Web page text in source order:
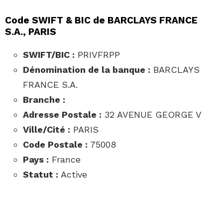
Code SWIFT & BIC de BARCLAYS FRANCE
S.A., PARIS
SWIFT/BIC : PRIVFRPP
Dénomination de la banque : BARCLAYS
FRANCE S.A.
Branche :
Adresse Postale : 32 AVENUE GEORGE V
Ville/Cité : PARIS
Code Postale : 75008
Pays : France
Statut : Active